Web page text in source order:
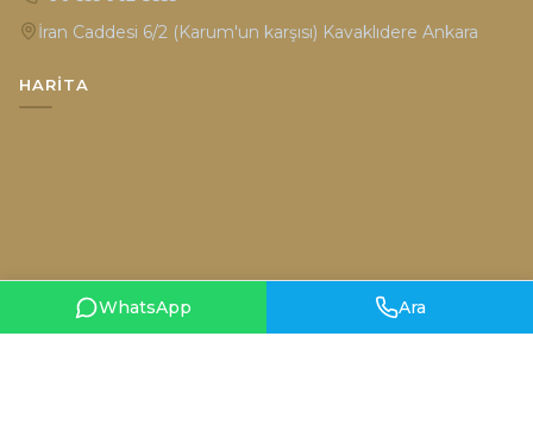
İran Caddesi 6/2 (Karum'un karşısı) Kavaklıdere Ankara
HARITA